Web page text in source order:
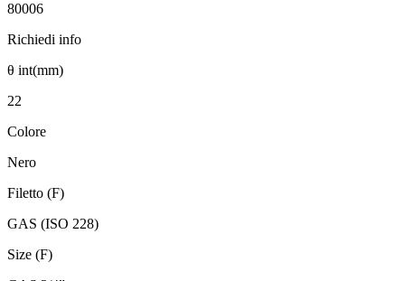
80006
Richiedi info
θ int(mm)
22
Colore
Nero
Filetto (F)
GAS (ISO 228)
Size (F)